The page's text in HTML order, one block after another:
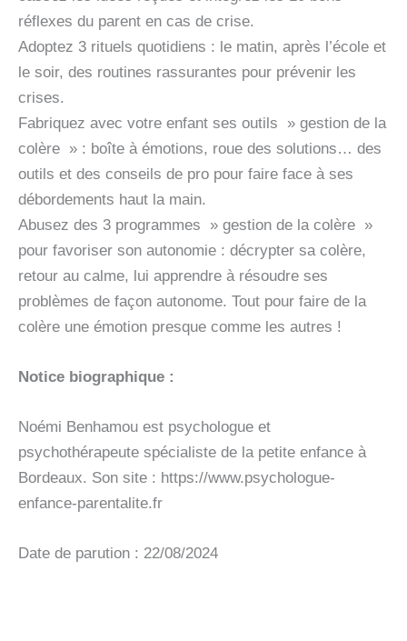
réflexes du parent en cas de crise.
Adoptez 3 rituels quotidiens : le matin, après l’école et
le soir, des routines rassurantes pour prévenir les
crises.
Fabriquez avec votre enfant ses outils » gestion de la
colère » : boîte à émotions, roue des solutions… des
outils et des conseils de pro pour faire face à ses
débordements haut la main.
Abusez des 3 programmes » gestion de la colère »
pour favoriser son autonomie : décrypter sa colère,
retour au calme, lui apprendre à résoudre ses
problèmes de façon autonome. Tout pour faire de la
colère une émotion presque comme les autres !
Notice biographique :
Noémi Benhamou est psychologue et
psychothérapeute spécialiste de la petite enfance à
Bordeaux. Son site : https://www.psychologue-
enfance-parentalite.fr
Date de parution : 22/08/2024